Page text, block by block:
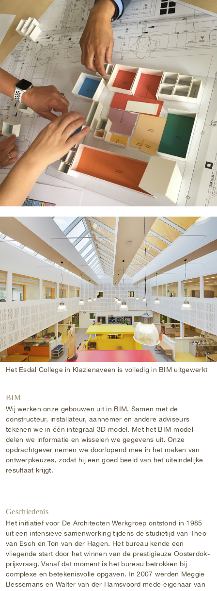
Het Esdal College in Klazienaveen is volledig in BIM uitgewerkt
BIM
Wij werken onze gebouwen uit in BIM. Samen met de
constructeur, installateur, aannemer en andere adviseurs
tekenen we in één integraal 3D model. Met het BIM-model
delen we informatie en wisselen we gegevens uit. Onze
opdrachtgever nemen we doorlopend mee in het maken van
ontwerpkeuzes, zodat hij een goed beeld van het uiteindelijke
resultaat krijgt.
Geschiedenis
Het initiatief voor De Architecten Werkgroep ontstond in 1985
uit een intensieve samenwerking tijdens de studietijd van Theo
van Esch en Ton van der Hagen. Het bureau kende een
vliegende start door het winnen van de prestigieuze Oosterdok-
prijsvraag. Vanaf dat moment is het bureau betrokken bij
complexe en betekenisvolle opgaven. In 2007 werden Meggie
Bessemans en Walter van der Hamsvoord mede-eigenaar van